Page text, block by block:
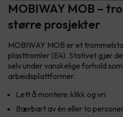
MOBIWAY MOB –
større prosjekter
MOBIWAY MOB er et
plasttromler (E4). Stativet gjør
selv under vanskelige forhold
arbeidsplattformer.
Lett å montere: klikk og vri
Bærbart av én eller to